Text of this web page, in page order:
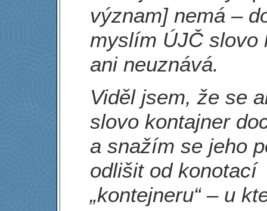
význam] nemá –
myslím ÚJČ slovo
ani neuznává.
Viděl jsem, že se
slovo kontajner
a snažím se jeho
odlišit od konotací
„kontejneru“ – u